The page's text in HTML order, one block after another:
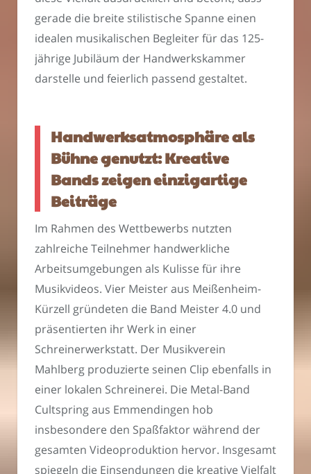
gerade die breite stilistische Spanne einen
idealen musikalischen Begleiter für das 125-
jährige Jubiläum der Handwerkskammer
darstelle und feierlich passend gestaltet.
Handwerksatmosphäre als
Bühne genutzt: Kreative
Bands zeigen einzigartige
Beiträge
Im Rahmen des Wettbewerbs nutzten
zahlreiche Teilnehmer handwerkliche
Arbeitsumgebungen als Kulisse für ihre
Musikvideos. Vier Meister aus Meißenheim-
Kürzell gründeten die Band Meister 4.0 und
präsentierten ihr Werk in einer
Schreinerwerkstatt. Der Musikverein
Mahlberg produzierte seinen Clip ebenfalls in
einer lokalen Schreinerei. Die Metal-Band
Cultspring aus Emmendingen hob
insbesondere den Spaßfaktor während der
gesamten Videoproduktion hervor. Insgesamt
spiegeln die Einsendungen die kreative Vielfalt